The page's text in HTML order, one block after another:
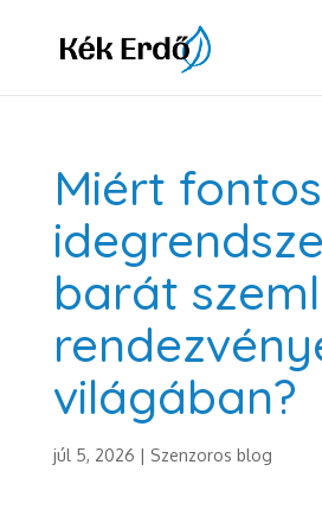
Miért
barát
világában?
júl 5, 2026 | Szenzoros blog